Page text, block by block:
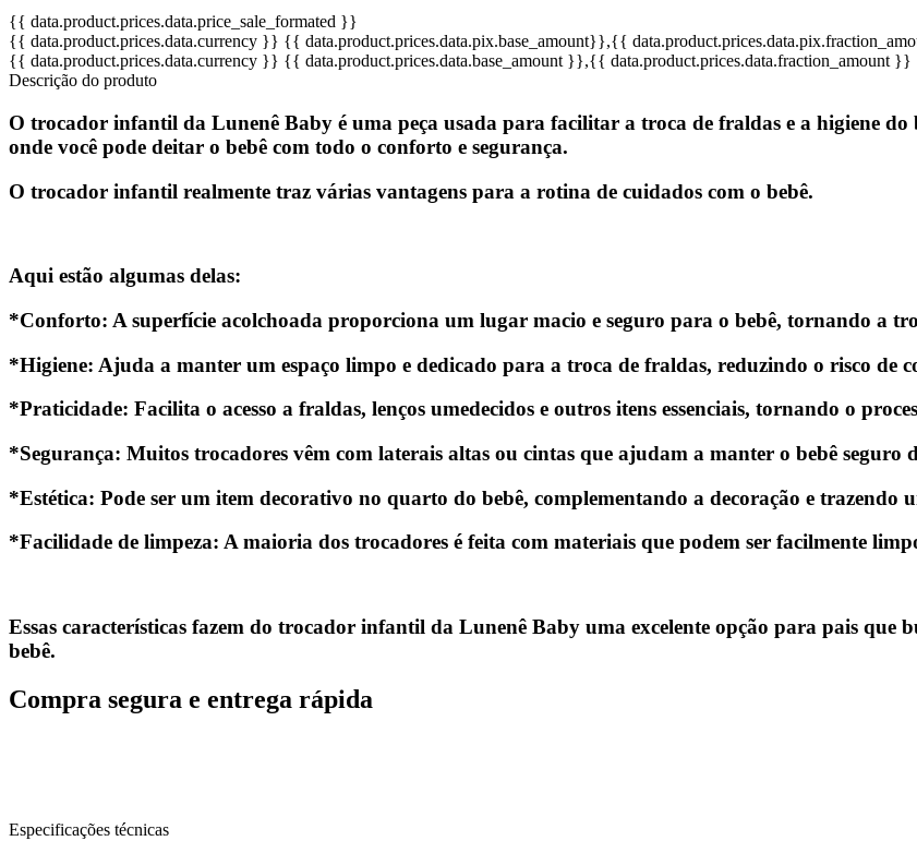
{{ data.product.prices.data.price_sale_formated }}
{{ data.product.prices.data.currency }} {{ data.product.prices.data.pix.base_amount}},{{
{{ data.product.prices.data.currency }} {{ data.product.prices.data.base_amount }},{{ data.product.prices.data.fraction_amount }}
Descrição do produto
O trocador infantil da Lunenê Baby é uma peça usada para facilitar a troca de fraldas e a higiene do
onde você pode deitar o bebê com todo o conforto e segurança.
O trocador infantil realmente traz várias vantagens para a rotina de cuidados com o bebê.
Aqui estão algumas delas:
*Conforto: A superfície acolchoada proporciona um lugar macio e seguro para o bebê, tornando a
*Higiene: Ajuda a manter um espaço limpo e dedicado para a troca de fraldas, reduzindo o risco de
*Praticidade: Facilita o acesso a fraldas, lenços umedecidos e outros itens essenciais, tornando o
*Segurança: Muitos trocadores vêm com laterais altas ou cintas que ajudam a manter o bebê seguro
*Estética: Pode ser um item decorativo no quarto do bebê, complementando a decoração e trazendo
*Facilidade de limpeza: A maioria dos trocadores é feita com materiais que podem ser facilmente
Essas características fazem do trocador infantil da Lunenê Baby uma excelente opção para pais que
bebê.
Compra segura e entrega rápida
Especificações técnicas